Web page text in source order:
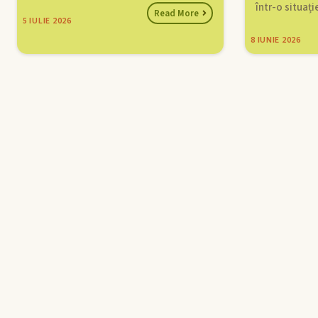
5 IULIE 2026
Read More
8 IUNIE 2026
într-o